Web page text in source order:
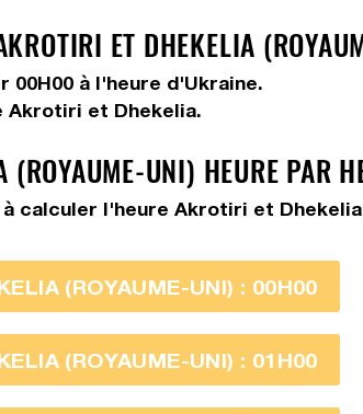
ET DHEKELIA
00H00 à l'heure d'Ukraine.
Akrotiri et Dhekelia.
UNI) HEURE PAR
calculer l'heure Akrotiri et
(ROYAUME-UNI) : 00H00
(ROYAUME-UNI) : 01H00